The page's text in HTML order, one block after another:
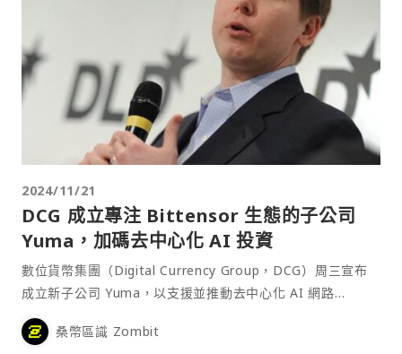
2024/11/21
DCG 成立專注 Bittensor 生態的子公司
Yuma，加碼去中心化 AI 投資
數位貨幣集團（Digital Currency Group，DCG）周三宣布
成立新子公司 Yuma，以支援並推動去中心化 AI 網路
Bittensor 的發展。⋯
桑幣區識 Zombit